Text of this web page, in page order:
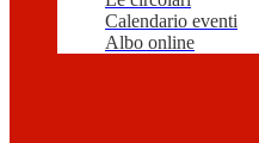
Calendario eventi
Albo online